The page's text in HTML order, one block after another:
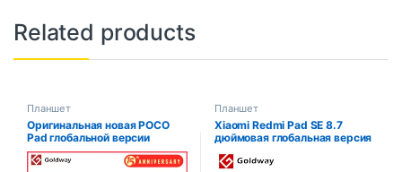
Related products
Планшет
Оригинальная новая POCO
Pad глобальной версии
Snapdragon 7s Gen 2 Dolby
Atmos 12.1 “2.5K дисплей
Планшет
Xiaomi Redmi Pad SE 8.7
дюймовая глобальная версия
6650mAh MTK Helio G85 с